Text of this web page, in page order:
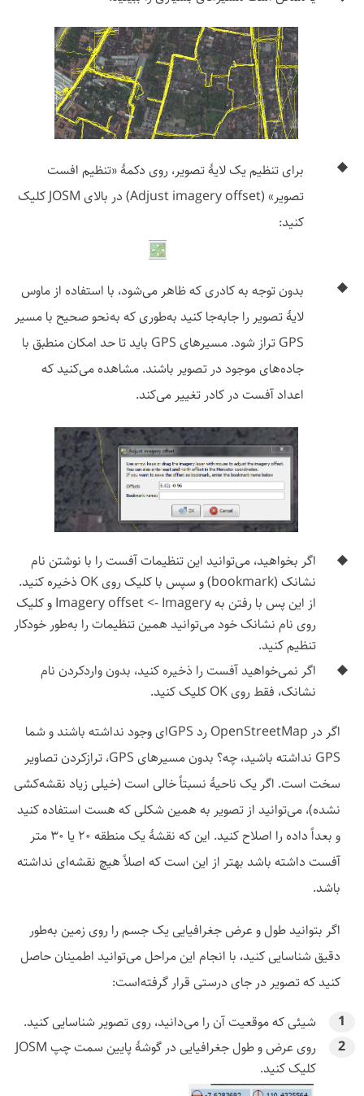
برای تنظیم یک لایهٔ تصویر، روی دکمهٔ «تنظیم افست
تصویر» (Adjust imagery offset) در بالای JOSM کلیک
کنید:
بدون توجه به کادری که ظاهر می‌شود، با استفاده از ماوس
لایهٔ تصویر را جابه‌جا کنید به‌طوری که به‌نحو صحیح با مسیر
GPS تراز شود. مسیرهای GPS باید تا حد امکان منطبق با
جاده‌های موجود در تصویر باشند. مشاهده می‌کنید که
اعداد آفست در کادر تغییر می‌کند.
اگر بخواهید، می‌توانید این تنظیمات آفست را با نوشتن نام
نشانک (bookmark) و سپس با کلیک روی OK ذخیره کنید.
از این پس با رفتن به Imagery ->‏ Imagery offset و کلیک
روی نام نشانک خود می‌توانید همین تنظیمات را به‌طور خودکار
تنظیم کنید.
اگر نمی‌خواهید آفست را ذخیره کنید، بدون واردکردن نام
نشانک، فقط روی OK کلیک کنید.
اگر در OpenStreetMap رد GPSای وجود نداشته باشند و شما
GPS نداشته باشید، چه؟ بدون مسیرهای GPS، ترازکردن تصاویر
سخت است. اگر یک ناحیهٔ نسبتاً خالی است (خیلی زیاد نقشه‌کشی
نشده)، می‌توانید از تصویر به همین شکلی که هست استفاده کنید
و بعداً داده را اصلاح کنید. این که نقشهٔ یک منطقه ۲۰ یا ۳۰ متر
آفست داشته باشد بهتر از این است که اصلاً هیچ نقشه‌ای نداشته
باشد.
اگر بتوانید طول و عرض جغرافیایی یک جسم را روی زمین به‌طور
دقیق شناسایی کنید، با انجام این مراحل می‌توانید اطمینان حاصل
کنید که تصویر در جای درستی قرار گرفته‌است:
شیئی که موقعیت آن را می‌دانید، روی تصویر شناسایی کنید.
روی عرض و طول جغرافیایی در گوشهٔ پایین سمت چپ JOSM
کلیک کنید.